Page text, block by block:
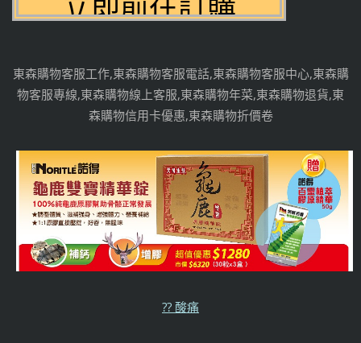
東森購物客服工作,東森購物客服電話,東森購物客服中心,東森購
物客服專線,東森購物線上客服,東森購物年菜,東森購物退貨,東
森購物信用卡優惠,東森購物折價卷
?? 酸痛